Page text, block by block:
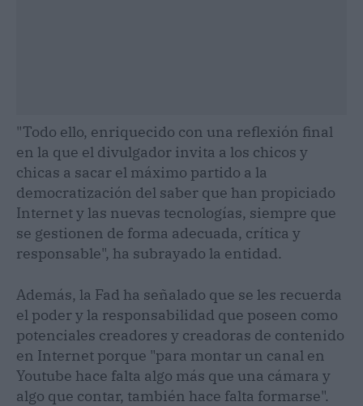
"Todo ello, enriquecido con una reflexión final
en la que el divulgador invita a los chicos y
chicas a sacar el máximo partido a la
democratización del saber que han propiciado
Internet y las nuevas tecnologías, siempre que
se gestionen de forma adecuada, crítica y
responsable", ha subrayado la entidad.
Además, la Fad ha señalado que se les recuerda
el poder y la responsabilidad que poseen como
potenciales creadores y creadoras de contenido
en Internet porque "para montar un canal en
Youtube hace falta algo más que una cámara y
algo que contar, también hace falta formarse".